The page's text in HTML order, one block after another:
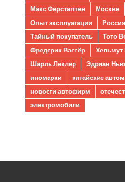
Макс Ферстаппен
Москве
Опыт эксплуатации
Россия
Тайный покупатель
Тото
Фредерик Вассёр
Хельмут
Шарль Леклер
Эдриан
иномарки
китайские
новости автофирм
электромобили